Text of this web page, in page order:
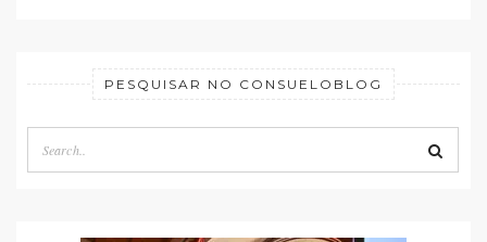
PESQUISAR NO CONSUELOBLOG